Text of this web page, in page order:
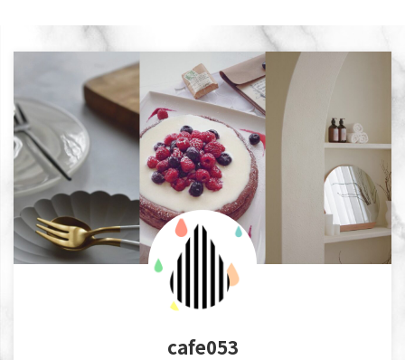
cafe053